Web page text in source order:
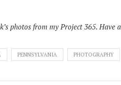
photos from my Project 365.
PENNSYLVANIA PHOTOGRAPHY